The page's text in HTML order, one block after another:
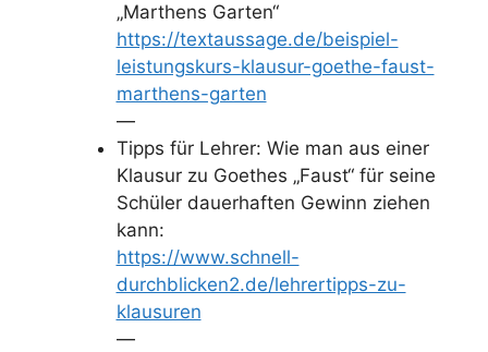
„Marthens Garten“
https://textaussage.de/beispiel-
leistungskurs-klausur-goethe-faust-
marthens-garten
—
Tipps für Lehrer: Wie man aus einer
Klausur zu Goethes „Faust“ für seine
Schüler dauerhaften Gewinn ziehen
kann:
https://www.schnell-
durchblicken2.de/lehrertipps-zu-
klausuren
—